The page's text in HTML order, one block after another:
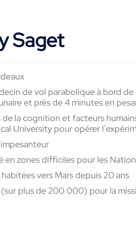
Saget
de vol parabolique à bord
et près de 4 minutes en
la cognition et facteurs
University pour opérer
en zones difficiles pour les
vers Mars depuis 20 ans
plus de 200 000) pour la